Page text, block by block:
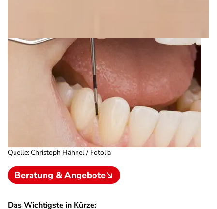
Quelle: Christoph Hähnel / Fotolia
Beratung & Angebote
Das Wichtigste in Kürze: